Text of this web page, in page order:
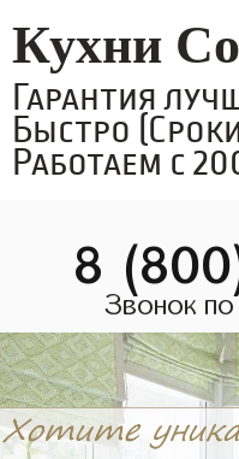
Кухни
Гарантия
Быстро
Работаем с
8
Звонок